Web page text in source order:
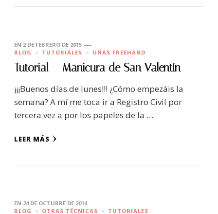
EN 2 DE FEBRERO DE 2015
BLOG
TUTORIALES UÑAS FREEHAND
Tutorial – Manicura de San Valentín
¡¡¡Buenos días de lunes!!! ¿Cómo empezáis la
semana? A mí me toca ir a Registro Civil por
tercera vez a por los papeles de la …
LEER MÁS
EN 24 DE OCTUBRE DE 2014
BLOG
OTRAS TÉCNICAS TUTORIALES